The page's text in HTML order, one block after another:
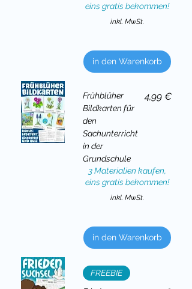
eins gratis bekommen!
inkl. MwSt.
in den Warenkorb
Frühblüher
Bildkarten für
den
Sachunterricht
in der
Grundschule
Preis
4,99 €
3 Materialien kaufen,
eins gratis bekommen!
inkl. MwSt.
in den Warenkorb
FREEBIE